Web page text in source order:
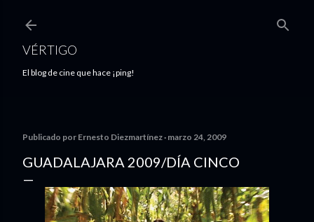
VÉRTIGO
El blog de cine que hace ¡ping!
Publicado por Ernesto Diezmartínez marzo 24, 2009
GUADALAJARA 2009/DÍA CINCO